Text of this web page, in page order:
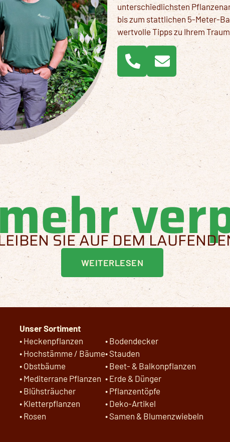
unterschiedlichsten
bis zum stattlichen 5-Meter-
wertvolle Tipps zu Ihrem
SIE AUF DEM
WEITERLESEN
Unser Sortiment
• Heckenpflanzen
• Hochstämme / Bäume
• Obstbäume
• Mediterrane Pflanzen
• Blühsträucher
• Kletterpflanzen
• Rosen
• Bodendecker
• Stauden
• Beet- & Balkonpflanzen
• Erde & Dünger
• Pflanzentöpfe
• Deko-Artikel
• Samen & Blumenzwiebeln